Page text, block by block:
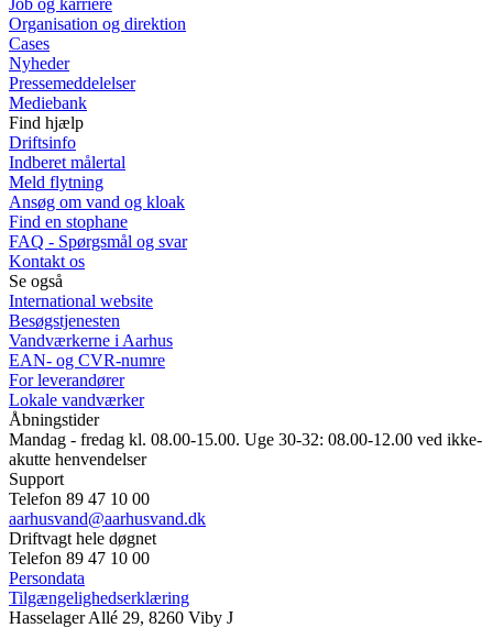
Job og karriere
Organisation og direktion
Cases
Nyheder
Pressemeddelelser
Mediebank
Find hjælp
Driftsinfo
Indberet målertal
Meld flytning
Ansøg om vand og kloak
Find en stophane
FAQ - Spørgsmål og svar
Kontakt os
Se også
International website
Besøgstjenesten
Vandværkerne i Aarhus
EAN- og CVR-numre
For leverandører
Lokale vandværker
Åbningstider
Mandag - fredag kl. 08.00-15.00. Uge 30-32: 08.00-12.00 ved ikke-
akutte henvendelser
Support
Telefon 89 47 10 00
aarhusvand@aarhusvand.dk
Driftvagt hele døgnet
Telefon 89 47 10 00
Persondata
Tilgængelighedserklæring
Hasselager Allé 29, 8260 Viby J